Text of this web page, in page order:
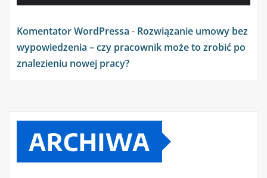
Komentator WordPressa - Rozwiązanie umowy bez
wypowiedzenia – czy pracownik może to zrobić po
znalezieniu nowej pracy?
ARCHIWA